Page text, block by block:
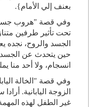
بعنف إلي الأمام}.
وفي قصة "هروب
تحت تأثير طرفين
الجسد والروح،
حين يتحدث عن
انسجام، ولا أحد منا
وفي قصة "الخالة
الزوجة اليابانية.
غير الطفل لهذه